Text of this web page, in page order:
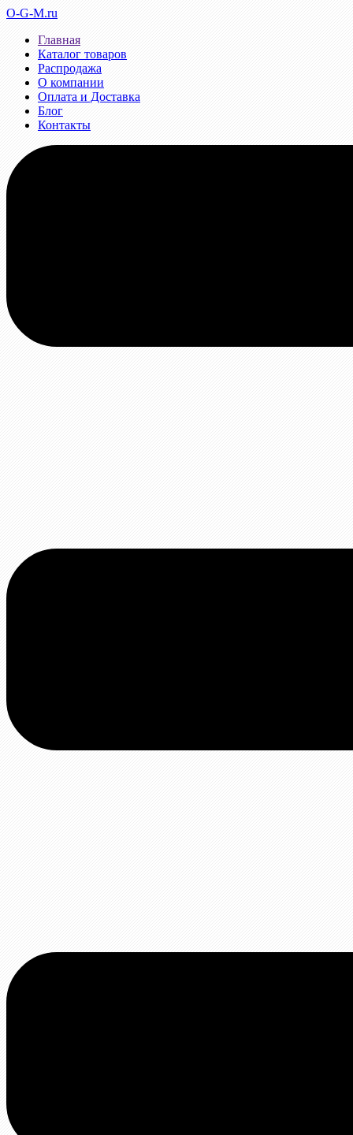
O-G-M.ru
Главная
Каталог товаров
Распродажа
О компании
Оплата и Доставка
Блог
Контакты